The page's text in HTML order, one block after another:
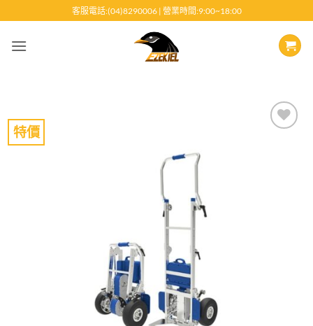
至
客服電話:(04)8290006 | 營業時間:9:00~18:00
特價